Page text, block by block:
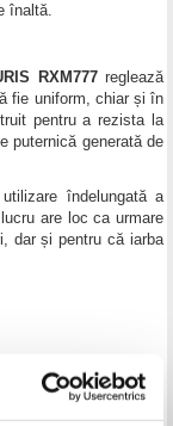
înaltă.
RXM777 reglează
fie uniform, chiar și în
pentru a rezista la
puternică generată de
îndelungată a
are loc ca urmare
dar și pentru că iarba